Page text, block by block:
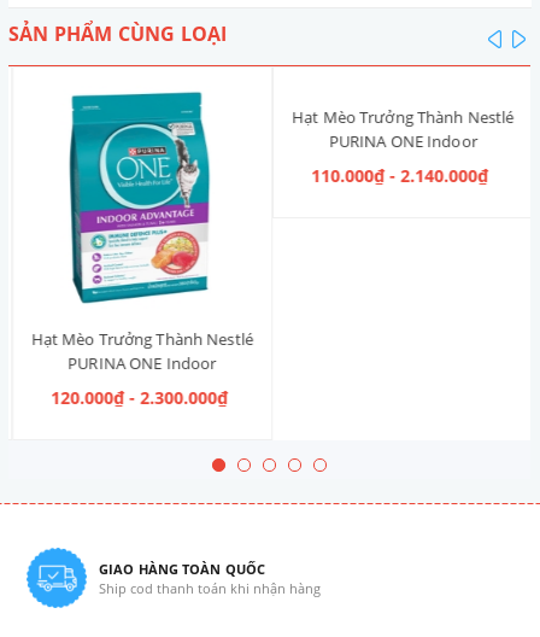
SẢN PHẨM CÙNG LOẠI
Hạt Mèo Trưởng Thành Nestlé
PURINA ONE Indoor
Advantage Salmon & Tuna [Vị
Cá Hồi & Cá Ngừ]
120.000₫ - 2.300.000₫
Hạt Mèo Trưởng Thành Nestlé
PURINA ONE Indoor
Advantage [Vị Gà]
110.000₫ - 2.140.000₫
GIAO HÀNG TOÀN QUỐC
Ship cod thanh toán khi nhận hàng